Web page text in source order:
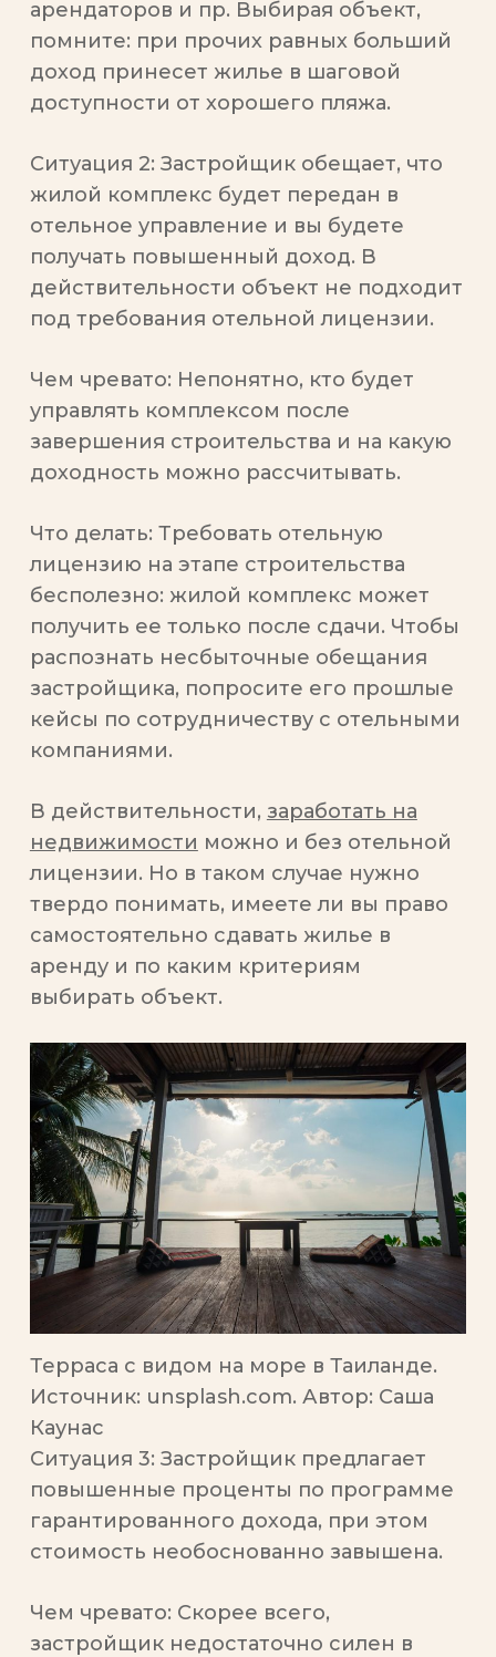
арендаторов и пр. Выбирая объект,
помните: при прочих равных больший
доход принесет жилье в шаговой
доступности от хорошего пляжа.
Ситуация 2: Застройщик обещает, что
жилой комплекс будет передан в
отельное управление и вы будете
получать повышенный доход. В
действительности объект не подходит
под требования отельной лицензии.
Чем чревато: Непонятно, кто будет
управлять комплексом после
завершения строительства и на какую
доходность можно рассчитывать.
Что делать: Требовать отельную
лицензию на этапе строительства
бесполезно: жилой комплекс может
получить ее только после сдачи. Чтобы
распознать несбыточные обещания
застройщика, попросите его прошлые
кейсы по сотрудничеству с отельными
компаниями.
В действительности, заработать на
недвижимости можно и без отельной
лицензии. Но в таком случае нужно
твердо понимать, имеете ли вы право
самостоятельно сдавать жилье в
аренду и по каким критериям
выбирать объект.
Терраса с видом на море в Таиланде.
Источник: unsplash.com. Автор: Саша
Каунас
Ситуация 3: Застройщик предлагает
повышенные проценты по программе
гарантированного дохода, при этом
стоимость необоснованно завышена.
Чем чревато: Скорее всего,
застройщик недостаточно силен в